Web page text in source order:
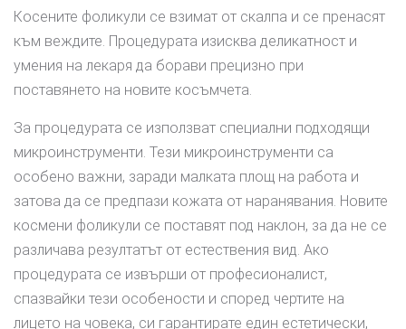
Косените фоликули се взимат от скалпа и се пренасят
към веждите. Процедурата изисква деликатност и
умения на лекаря да борави прецизно при
поставянето на новите косъмчета.
За процедурата се използват специални подходящи
микроинструменти. Тези микроинструменти са
особено важни, заради малката площ на работа и
затова да се предпази кожата от наранявания. Новите
космени фоликули се поставят под наклон, за да не се
различава резултатът от естествения вид. Ако
процедурата се извърши от професионалист,
спазвайки тези особености и според чертите на
лицето на човека, си гарантирате един естетически,